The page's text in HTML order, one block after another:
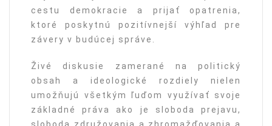
cestu demokracie a prijať opatrenia,
ktoré poskytnú pozitívnejší výhľad pre
závery v budúcej správe.
Živé diskusie zamerané na politický
obsah a ideologické rozdiely nielen
umožňujú všetkým ľuďom využívať svoje
základné práva ako je sloboda prejavu,
sloboda združovania a zhromažďovania a